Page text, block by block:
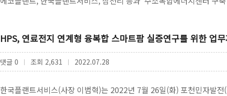
HPS, 연료전지 연계형 융복합 스마트팜 실증연구를 위한 업
댓글 0 | 조회 2,631 | 2022.07.28
한국플랜트서비스(사장 이범혁)는 2022년 7월 26일(화) 포천민자발